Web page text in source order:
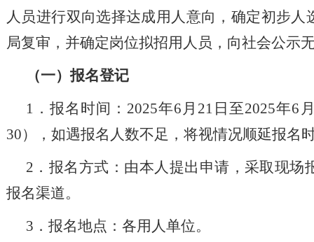
人员进行双向选择达成用人意向，确定初步
局复审，并确定岗位拟招用人员，向社会公示
（一）报名登记
1．报名时间：2025年6 月 21 日至2025年6
30），如遇报名人数不足，将视情况顺延报名
2．报名方式：由本人提出申请，采取现
报名渠道。
3．报名地点：各用人单位。